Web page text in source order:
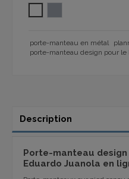
porte-manteau en métal
porte-manteau design pour le
Description
Porte-manteau
Eduardo Juanola en